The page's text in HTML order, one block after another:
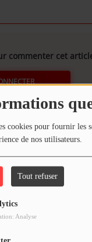
cookies pour fournir les
de nos utilisateurs.
Tout refuser
Analyse
commenter cet